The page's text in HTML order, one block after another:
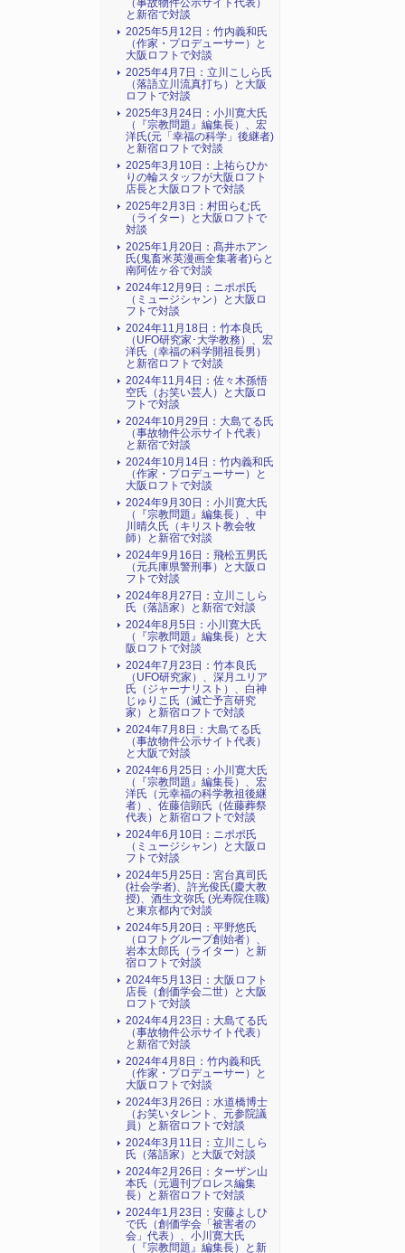
（事故物件公示サイト代表）
と新宿で対談
2025年5月12日：竹内義和氏
（作家・プロデューサー）と
大阪ロフトで対談
2025年4月7日：立川こしら氏
（落語立川流真打ち）と大阪
ロフトで対談
2025年3月24日：小川寛大氏
（『宗教問題』編集長）、宏
洋氏(元「幸福の科学」後継者)
と新宿ロフトで対談
2025年3月10日：上祐らひか
りの輪スタッフが大阪ロフト
店長と大阪ロフトで対談
2025年2月3日：村田らむ氏
（ライター）と大阪ロフトで
対談
2025年1月20日：髙井ホアン
氏(鬼畜米英漫画全集著者)らと
南阿佐ヶ谷で対談
2024年12月9日：ニポポ氏
（ミュージシャン）と大阪ロ
フトで対談
2024年11月18日：竹本良氏
（UFO研究家･大学教務）、宏
洋氏（幸福の科学開祖長男）
と新宿ロフトで対談
2024年11月4日：佐々木孫悟
空氏（お笑い芸人）と大阪ロ
フトで対談
2024年10月29日：大島てる氏
（事故物件公示サイト代表）
と新宿で対談
2024年10月14日：竹内義和氏
（作家・プロデューサー）と
大阪ロフトで対談
2024年9月30日：小川寛大氏
（『宗教問題』編集長）、中
川晴久氏（キリスト教会牧
師）と新宿で対談
2024年9月16日：飛松五男氏
（元兵庫県警刑事）と大阪ロ
フトで対談
2024年8月27日：立川こしら
氏（落語家）と新宿で対談
2024年8月5日：小川寛大氏
（『宗教問題』編集長）と大
阪ロフトで対談
2024年7月23日：竹本良氏
（UFO研究家）、深月ユリア
氏（ジャーナリスト）、白神
じゅりこ氏（滅亡予言研究
家）と新宿ロフトで対談
2024年7月8日：大島てる氏
（事故物件公示サイト代表）
と大阪で対談
2024年6月25日：小川寛大氏
（『宗教問題』編集長）、宏
洋氏（元幸福の科学教祖後継
者）、佐藤信顕氏（佐藤葬祭
代表）と新宿ロフトで対談
2024年6月10日：ニポポ氏
（ミュージシャン）と大阪ロ
フトで対談
2024年5月25日：宮台真司氏
(社会学者)、許光俊氏(慶大教
授)、酒生文弥氏 (光寿院住職)
と東京都内で対談
2024年5月20日：平野悠氏
（ロフトグループ創始者）、
岩本太郎氏（ライター）と新
宿ロフトで対談
2024年5月13日：大阪ロフト
店長（創価学会二世）と大阪
ロフトで対談
2024年4月23日：大島てる氏
（事故物件公示サイト代表）
と新宿で対談
2024年4月8日：竹内義和氏
（作家・プロデューサー）と
大阪ロフトで対談
2024年3月26日：水道橋博士
（お笑いタレント、元参院議
員）と新宿ロフトで対談
2024年3月11日：立川こしら
氏（落語家）と大阪で対談
2024年2月26日：ターザン山
本氏（元週刊プロレス編集
長）と新宿ロフトで対談
2024年1月23日：安藤よしひ
で氏（創価学会「被害者の
会」代表）、小川寛大氏
（『宗教問題』編集長）と新